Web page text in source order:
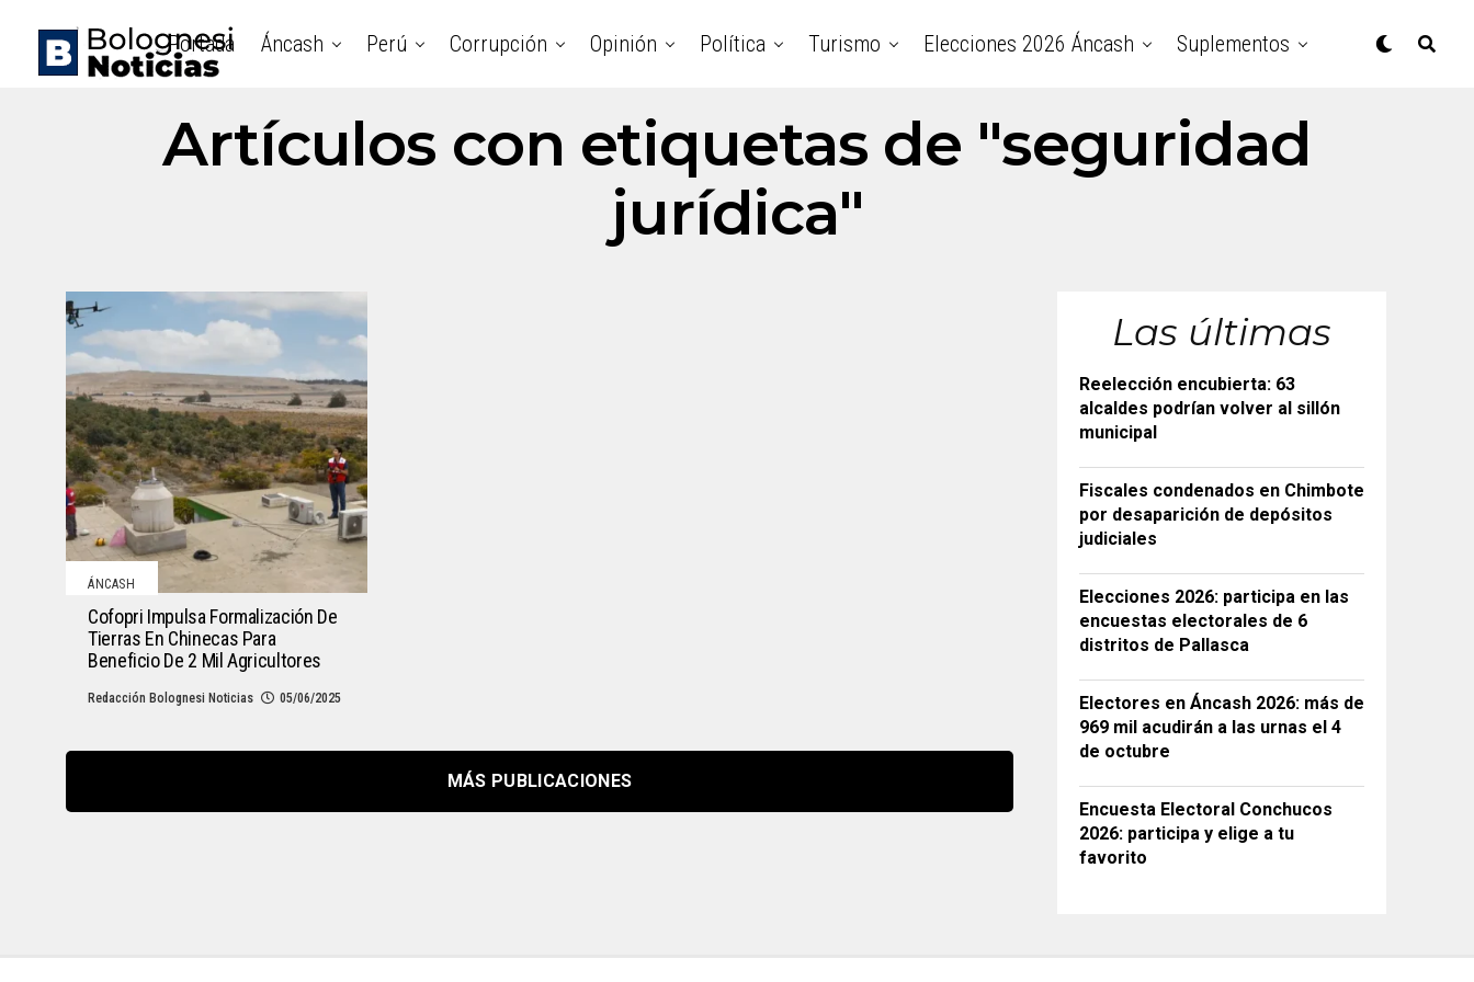
Portada Áncash Perú Corrupción Opinión Política Turismo Elecciones 2026 Áncash Suplementos
Artículos con etiquetas de "seguridad
jurídica"
ÁNCASH
Cofopri Impulsa Formalización De
Tierras En Chinecas Para
Beneficio De 2 Mil Agricultores
Redacción Bolognesi Noticias 05/06/2025
MÁS PUBLICACIONES
Las últimas
Reelección encubierta: 63
alcaldes podrían volver al sillón
municipal
Fiscales condenados en Chimbote
por desaparición de depósitos
judiciales
Elecciones 2026: participa en las
encuestas electorales de 6
distritos de Pallasca
Electores en Áncash 2026: más de
969 mil acudirán a las urnas el 4
de octubre
Encuesta Electoral Conchucos
2026: participa y elige a tu
favorito